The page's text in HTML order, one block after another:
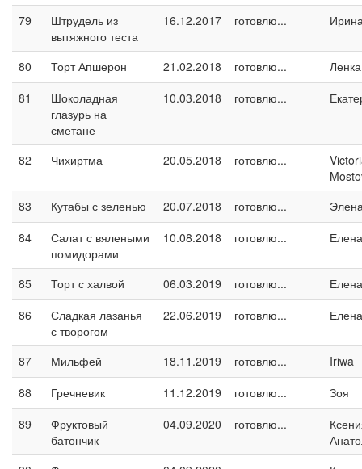
79
Штрудель из
вытяжного теста
16.12.2017 готовлю...
80 Торт Апшерон 21.02.2018 готовлю...
81
Шоколадная
глазурь на
сметане
10.03.2018 готовлю...
82 Чихиртма 20.05.2018 готовлю...
83
Кутабы с зеленью 20.07.2018 готовлю...
84
Салат с вялеными
помидорами
10.08.2018 готовлю...
85 Торт с халвой 06.03.2019 готовлю...
Елена
86
Сладкая лазанья
с творогом
22.06.2019 готовлю...
87 Мильфей 18.11.2019 готовлю...
Iriwa
88
Гречневик 11.12.2019 готовлю...
Зоя
89
Фруктовый
батончик
04.09.2020 готовлю...